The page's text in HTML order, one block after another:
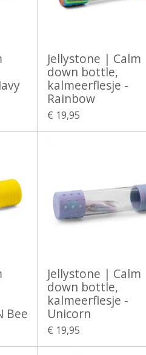
Jellystone | Calm
down bottle,
kalmeerflesje -
Rainbow
€ 19,95
Bee
Jellystone | Calm
down bottle,
kalmeerflesje -
Unicorn
€ 19,95